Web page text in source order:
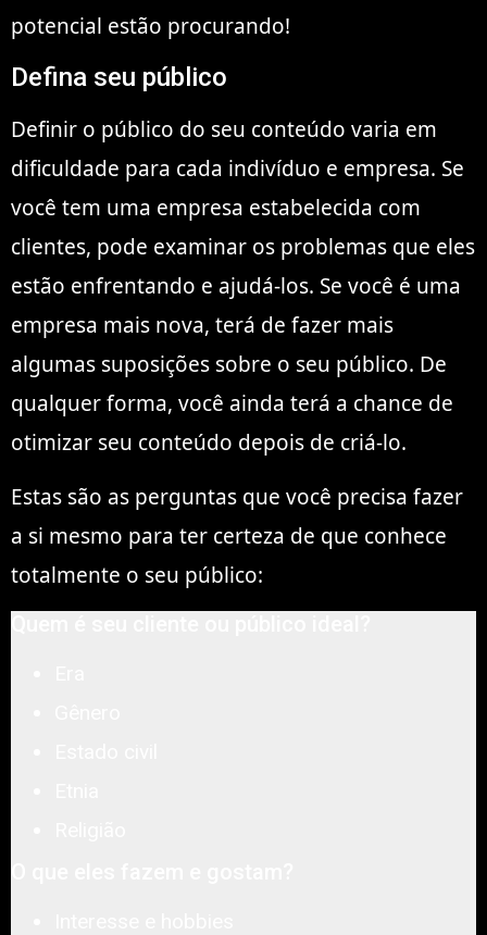
potencial estão procurando!
Defina seu público
Definir o público do seu conteúdo varia em
dificuldade para cada indivíduo e empresa. Se
você tem uma empresa estabelecida com
clientes, pode examinar os problemas que eles
estão enfrentando e ajudá-los. Se você é uma
empresa mais nova, terá de fazer mais
algumas suposições sobre o seu público. De
qualquer forma, você ainda terá a chance de
otimizar seu conteúdo depois de criá-lo.
Estas são as perguntas que você precisa fazer
a si mesmo para ter certeza de que conhece
totalmente o seu público: